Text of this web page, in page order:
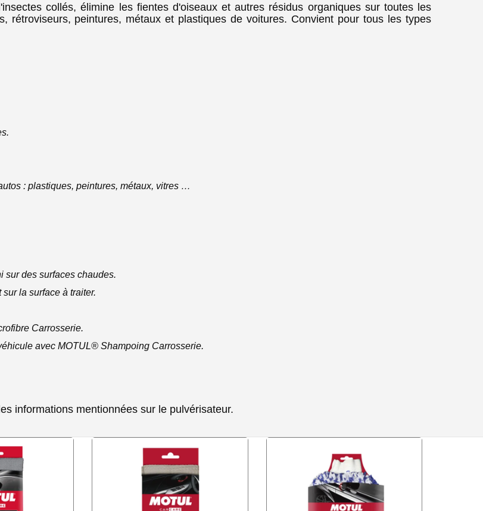
collés, élimine les fientes d'oiseaux et autres résidus organiques sur toutes les
rétroviseurs, peintures, métaux et plastiques de voitures. Convient pour tous les types
: plastiques, peintures, métaux, vitres …
sur des surfaces chaudes.
la surface à traiter.
Carrosserie.
avec MOTUL® Shampoing Carrosserie.
informations mentionnées sur le pulvérisateur.